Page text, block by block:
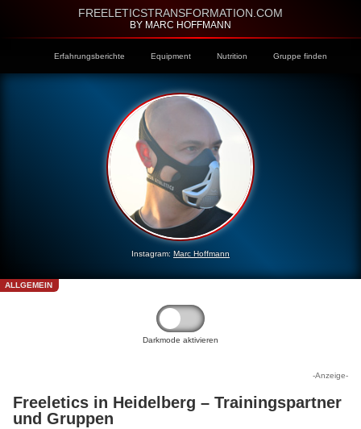
FREELETICSTRANSFORMATION.COM
BY MARC HOFFMANN
Erfahrungsberichte Equipment Nutrition Gruppe finden
Instagram: Marc Hoffmann
ALLGEMEIN
Darkmode aktivieren
-Anzeige-
Freeletics in Heidelberg – Trainingspartner
und Gruppen